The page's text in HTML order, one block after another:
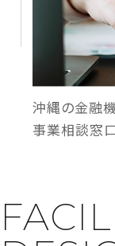
沖縄の金融
事業相談窓